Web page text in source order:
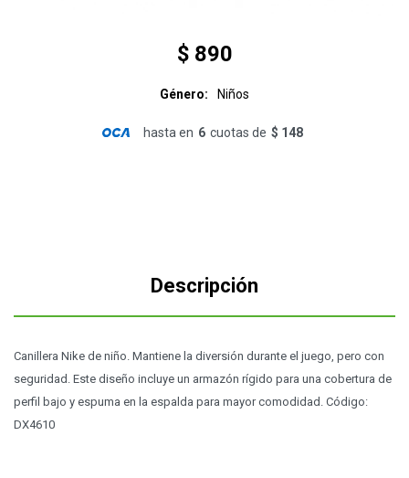
$ 890
Género Niños
hasta en 6 cuotas de $ 148
Descripción
Canillera Nike de niño. Mantiene la diversión durante el juego, pero con
seguridad. Este diseño incluye un armazón rígido para una cobertura de
perfil bajo y espuma en la espalda para mayor comodidad. Código:
DX4610